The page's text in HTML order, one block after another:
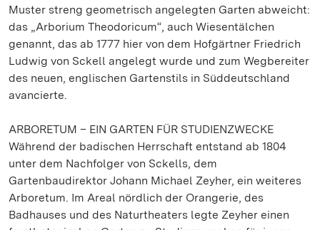
Muster streng geometrisch angelegten Garten abweicht:
das „Arborium Theodoricum“, auch Wiesentälchen
genannt, das ab 1777 hier von dem Hofgärtner Friedrich
Ludwig von Sckell angelegt wurde und zum Wegbereiter
des neuen, englischen Gartenstils in Süddeutschland
avancierte.
ARBORETUM – EIN GARTEN FÜR STUDIENZWECKE
Während der badischen Herrschaft entstand ab 1804
unter dem Nachfolger von Sckells, dem
Gartenbaudirektor Johann Michael Zeyher, ein weiteres
Arboretum. Im Areal nördlich der Orangerie, des
Badhauses und des Naturtheaters legte Zeyher einen